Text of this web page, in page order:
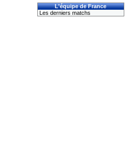
L'équipe de France
Les derniers matchs